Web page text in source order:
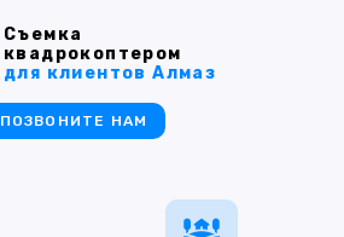
Съемка
квадрокоптером
для клиентов Алмаз
ПОЗВОНИТЕ НАМ